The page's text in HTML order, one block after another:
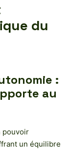
du
:
au
pouvoir
un équilibre